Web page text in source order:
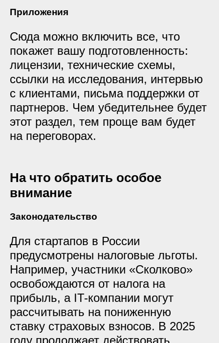
Приложения
Сюда можно включить все, что
покажет вашу подготовленность:
лицензии, технические схемы,
ссылки на исследования, интервью
с клиентами, письма поддержки от
партнеров. Чем убедительнее будет
этот раздел, тем проще вам будет
на переговорах.
На что обратить особое
внимание
Законодательство
Для стартапов в России
предусмотрены налоговые льготы.
Например, участники «Сколково»
освобождаются от налога на
прибыль, а IT-компании могут
рассчитывать на пониженную
ставку страховых взносов. В 2025
году продолжает действовать